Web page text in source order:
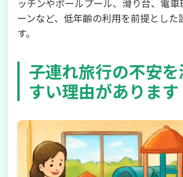
ッチンやボールプール、滑り台、電
ーンなど、低年齢の利用を前提とした
す。
子連れ旅行の不安
すい理由があります